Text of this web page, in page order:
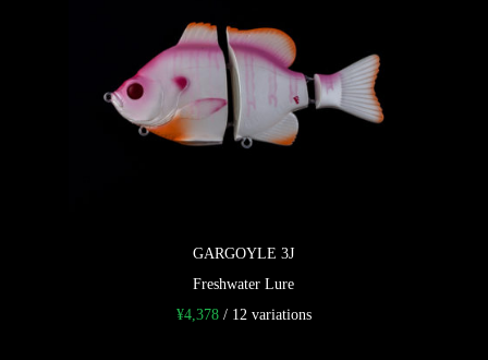
GARGOYLE 3J
Freshwater Lure
¥4,378 / 12 variations